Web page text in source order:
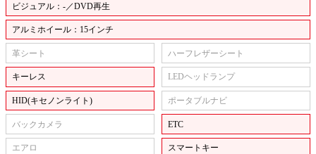
ビジュアル：-／DVD再生
アルミホイール：15インチ
革シート ハーフレザーシート
キーレス LEDヘッドランプ
HID(キセノンライト) ポータブルナビ
バックカメラ ETC
エアロ スマートキー